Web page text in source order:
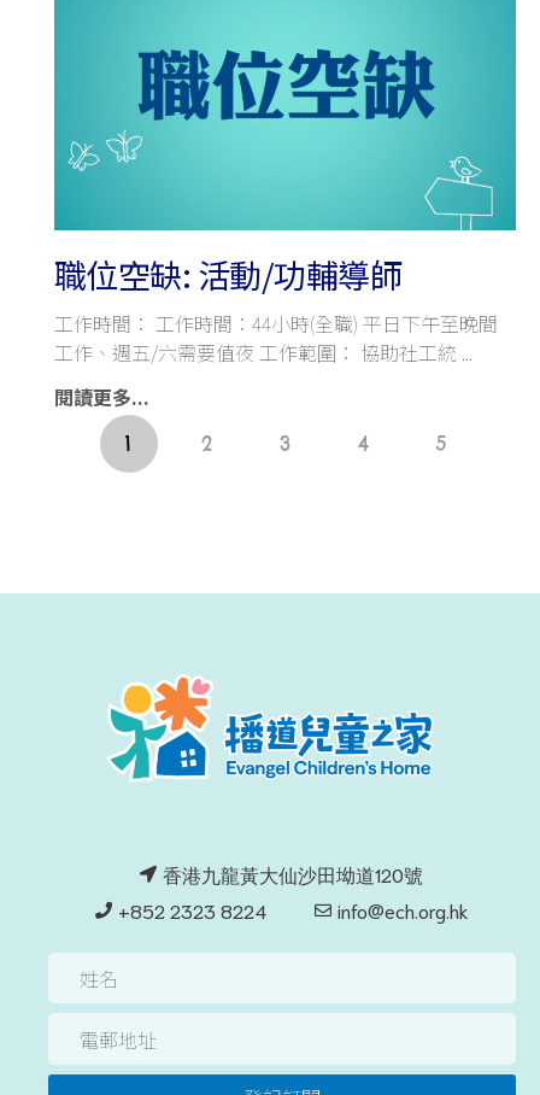
職位空缺: 活動/功輔導師
工作時間： 工作時間：44小時(全職) 平日下午至晚間
工作、週五/六需要值夜 工作範圍： 協助社工統
閱讀更多...
1 2 3 4 5
香港九龍黃大仙沙田坳道120號
+852 2323 8224
info@ech.org.hk